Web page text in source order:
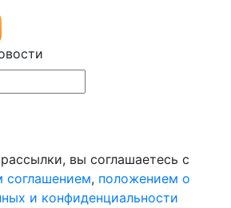
вы соглашаетесь с
соглашением, положением о
и конфиденциальности